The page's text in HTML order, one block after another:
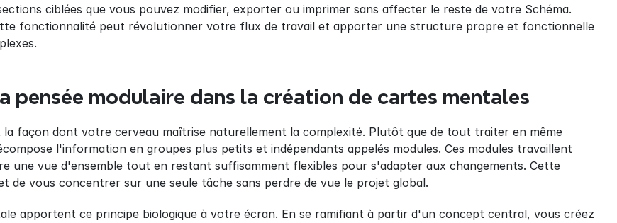
ciblées que vous pouvez modifier, exporter ou imprimer sans affecter le reste de votre Schéma.
fonctionnalité peut révolutionner votre flux de travail et apporter une structure propre et fonctionnelle
pensée modulaire dans la création de cartes mentales
la façon dont votre cerveau maîtrise naturellement la complexité. Plutôt que de tout traiter en même
l'information en groupes plus petits et indépendants appelés modules. Ces modules travaillent
une vue d'ensemble tout en restant suffisamment flexibles pour s'adapter aux changements. Cette
de vous concentrer sur une seule tâche sans perdre de vue le projet global.
apportent ce principe biologique à votre écran. En se ramifiant à partir d'un concept central, vous créez